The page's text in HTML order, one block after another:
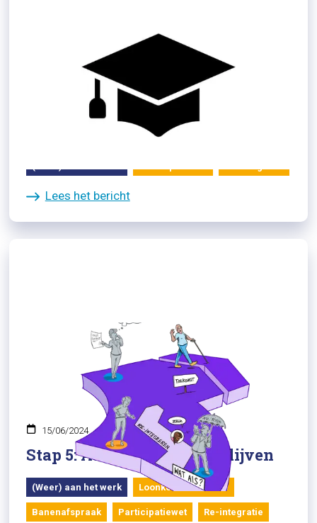
Wat is een studietoeslag?
Lees het bericht
15/06/2024
Stap 5: Aan de slag zijn & blijven
(Weer) aan het werk Loonkostensubsidie
Banenafspraak Participatiewet Re-integratie